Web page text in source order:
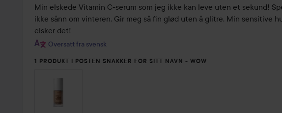
av
5
Min elskede Vitamin C-serum som jeg ikke kan leve uten et sekund!
ikke sånn om vinteren. Gir meg så fin glød uten å glitre. Min sensitive
elsker det!
Oversatt fra svensk
1 PRODUKT I POSTEN SNAKKER FOR SITT NAVN - WOW